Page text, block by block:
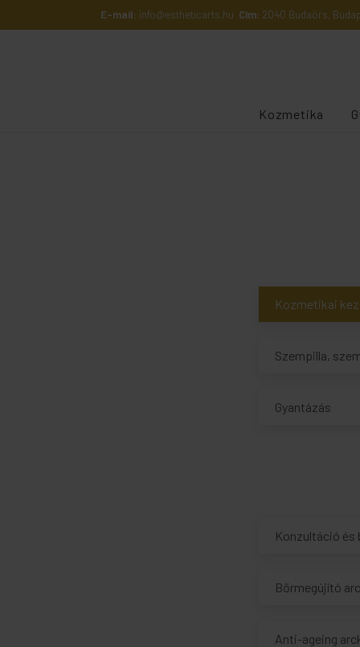
E-mail: info@estheticarts.hu Cím: 2040 Budaörs,
Kozmetika
Kozmetikai
Szempilla,
Gyantázás
Konzultáció és
Bőrmegújító
Anti-ageing